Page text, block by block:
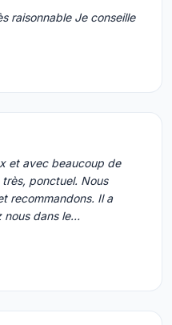
raisonnable Je conseille
et avec beaucoup de
ponctuel. Nous
recommandons. Il a
nous dans le…